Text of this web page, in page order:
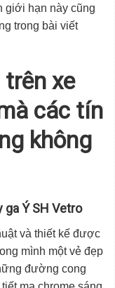
giới hạn này cũng
trong bài viết
xe
các tín
không
Ý SH Vetro
và thiết kế được
mình một vẻ đẹp
đường cong